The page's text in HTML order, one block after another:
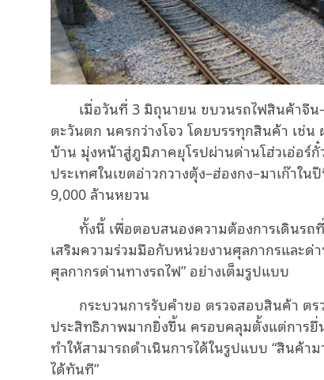
เมื่อวันที่ 3 มิถุนายน ขบวนรถไฟสินค้าจีน
ตะวันตก นครกว่างโจว โดยบรรทุกสินค้า เช่
บ้าน มุ่งหน้าสู่ภูมิภาคยุโรปผ่านด่านโฮ่วเอ่อร์
ประเทศในเขตอ่าวกวางตุ้ง–ฮ่องกง–มาเก๊า
9,000 ล้านหยวน
ทั้งนี้ เพื่อตอบสนองความต้องการเดินรถ
เสริมความร่วมมือกับหน่วยงานศุลกากรและ
ศุลกากรด่านทางรถไฟ” อย่างเต็มรูปแบบ
กระบวนการรับคำขอ ตรวจสอบสินค้า ต
ประสิทธิภาพมากยิ่งขึ้น ครอบคลุมตั้งแต่การยื่
ทำให้สามารถดำเนินการได้ในรูปแบบ “สินค้า
ได้ทันที”